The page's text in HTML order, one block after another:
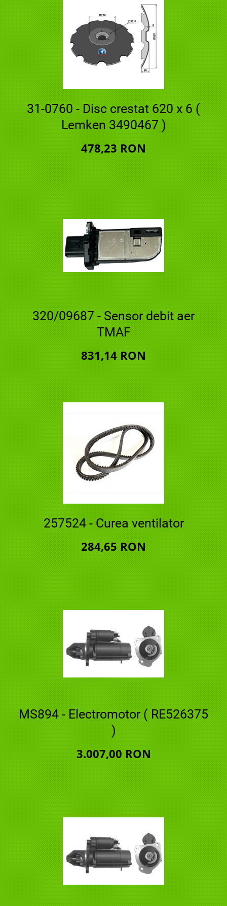
31-0760 - Disc crestat 620 x 6 (
Lemken 3490467 )
478,23 RON
320/09687 - Sensor debit aer
TMAF
831,14 RON
257524 - Curea ventilator
284,65 RON
MS894 - Electromotor ( RE526375
)
3.007,00 RON